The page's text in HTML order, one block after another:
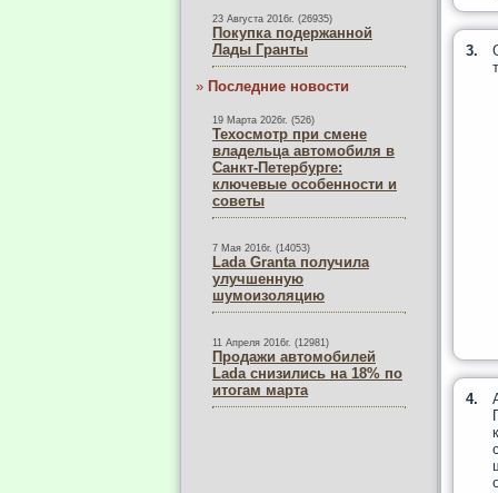
23 Августа 2016г. (26935)
Покупка подержанной
Лады Гранты
» Последние новости
19 Марта 2026г. (526)
Техосмотр при смене
владельца автомобиля в
Санкт-Петербурге:
ключевые особенности и
советы
7 Мая 2016г. (14053)
Lada Granta получила
улучшенную
шумоизоляцию
11 Апреля 2016г. (12981)
Продажи автомобилей
Lada снизились на 18% по
итогам марта
3.
4.